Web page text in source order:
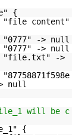
{
content"
"0777" -> null
-> null
->
> null
will be c
{